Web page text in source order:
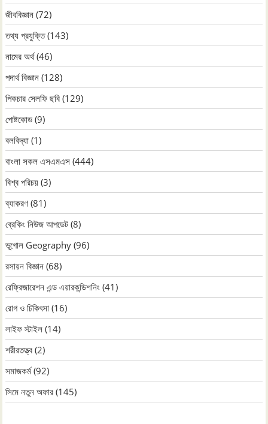
জীববিজ্ঞান (72)
তথ্য প্রযুক্তি(143)
নামের অর্থ(46)
পদার্থ বিজ্ঞান (128)
পিকচার সেলফি ছবি (129)
পোষ্টকোড (9)
বলবিদ্যা (1)
বাংলা সকল এসএমএস (444)
বিশ্ব পরিচয় (3)
ব্যাকরণ (81)
ব্রেকিং নিউজ আপডেট (8)
ভূগোল Geography (96)
রসায়ন বিজ্ঞান (68)
রেফ্রিজারেশন এন্ড এয়ারকন্ডিশনিং (41)
রোগ ও চিকিৎসা (16)
লাইফ স্টাইল (14)
শরীরতত্ত্ব (2)
সমাজকর্ম(92)
সিমে নতুন ‍অফার (145)